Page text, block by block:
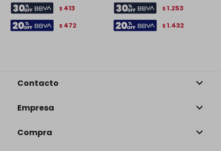
$ 413
$ 472
$ 1.253
$ 1.432
Contacto
Empresa
Compra